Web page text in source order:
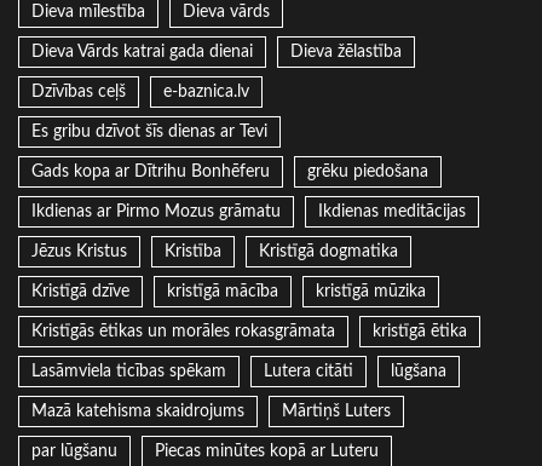
Dieva mīlestība Dieva vārds
Dieva Vārds katrai gada dienai Dieva žēlastība
Dzīvības ceļš e-baznica.lv
Es gribu dzīvot šīs dienas ar Tevi
Gads kopa ar Dītrihu Bonhēferu grēku piedošana
Ikdienas ar Pirmo Mozus grāmatu Ikdienas meditācijas
Jēzus Kristus Kristība Kristīgā dogmatika
Kristīgā dzīve kristīgā mācība kristīgā mūzika
Kristīgās ētikas un morāles rokasgrāmata kristīgā ētika
Lasāmviela ticības spēkam Lutera citāti lūgšana
Mazā katehisma skaidrojums Mārtiņš Luters
par lūgšanu Piecas minūtes kopā ar Luteru